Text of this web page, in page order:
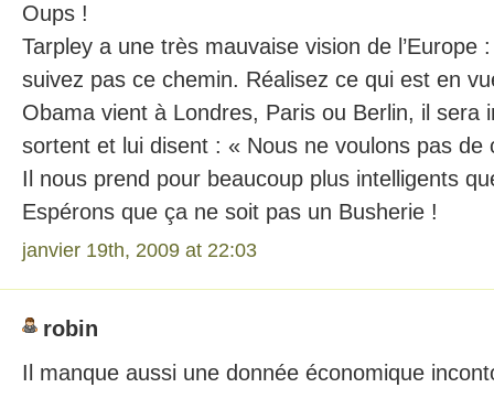
Oups !
Tarpley a une très mauvaise vision de l’Europe
suivez pas ce chemin. Réalisez ce qui est en
Obama vient à Londres, Paris ou Berlin, il sera
sortent et lui disent : « Nous ne voulons pas de
Il nous prend pour beaucoup plus intelligents
Espérons que ça ne soit pas un Busherie !
janvier 19th, 2009 at 22:03
robin
Il manque aussi une donnée économique